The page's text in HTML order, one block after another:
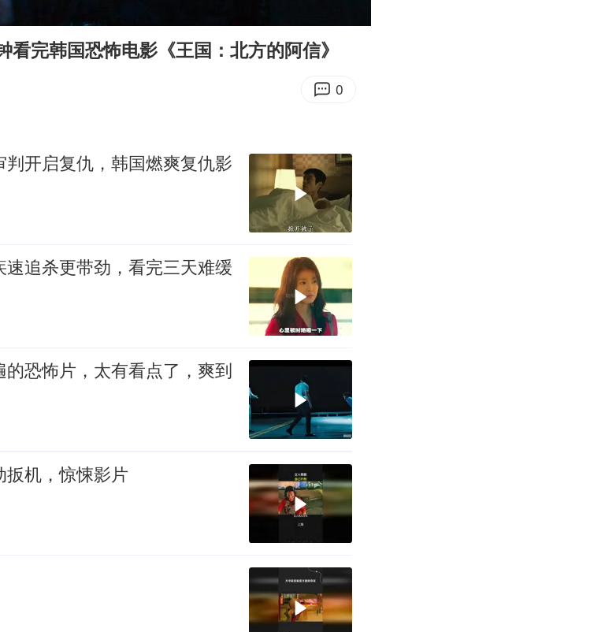
了吧 为啥还不预警”
月能滑雪”不实
2026》歌王
完韩国恐怖电影《王国：北方的阿信》
0
开启复仇，韩国燃爽复仇影
追杀更带劲，看完三天难缓
恐怖片，太有看点了，爽到
机，惊悚影片